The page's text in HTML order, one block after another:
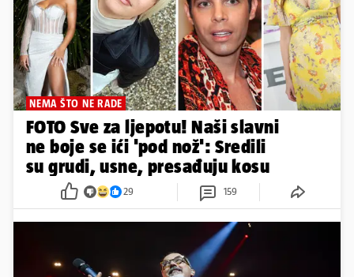
NEMA ŠTO NE RADE
FOTO Sve za ljepotu! Naši slavni
ne boje se ići 'pod nož': Sredili
su grudi, usne, presađuju kosu
29 159